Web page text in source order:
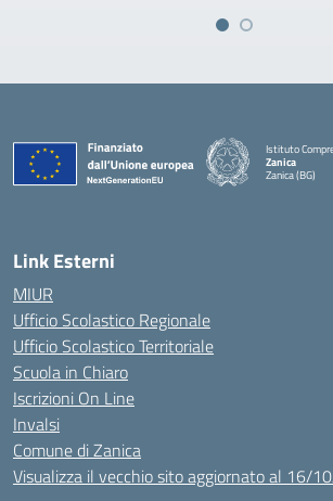
Istituto
Zanica
Zanica (BG)
Link Esterni
MIUR
Ufficio Scolastico Regionale
Ufficio Scolastico Territoriale
Scuola in Chiaro
Iscrizioni On Line
Invalsi
Comune di Zanica
Visualizza il vecchio sito aggiornato al 16/